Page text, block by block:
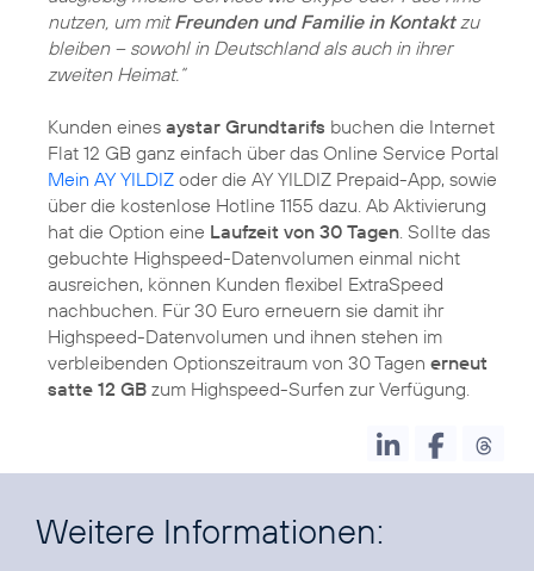
nutzen, um mitFreunden und Familie in Kontaktzu
bleiben – sowohl in Deutschland als auch in ihrer
zweiten Heimat.“
Kunden eines aystar Grundtarifs buchen die Internet
Flat 12 GB ganz einfach über das Online Service Portal
Mein AY YILDIZ oder die AY YILDIZ Prepaid-App, sowie
über die kostenlose Hotline 1155 dazu. Ab Aktivierung
hat die Option eine Laufzeit von 30 Tagen. Sollte das
gebuchte Highspeed-Datenvolumen einmal nicht
ausreichen, können Kunden flexibel ExtraSpeed
nachbuchen. Für 30 Euro erneuern sie damit ihr
Highspeed-Datenvolumen und ihnen stehen im
verbleibenden Optionszeitraum von 30 Tagen erneut
satte 12 GB zum Highspeed-Surfen zur Verfügung.
Weitere Informationen: